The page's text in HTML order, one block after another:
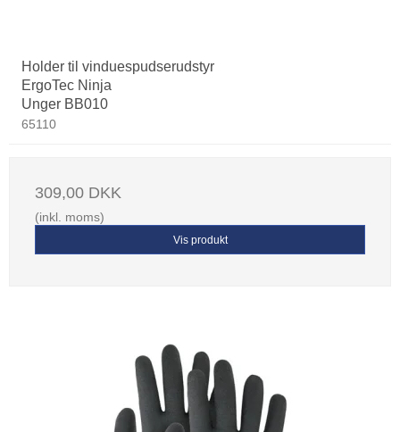
Holder til vinduespudserudstyr
ErgoTec Ninja
Unger BB010
65110
309,00 DKK
(inkl. moms)
Vis produkt